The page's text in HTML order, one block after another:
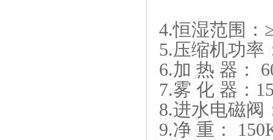
4.恒湿范围：
5.压缩机功率
6.加 热 器：
7.雾 化 器：
8.进水电磁阀
9.净 重：